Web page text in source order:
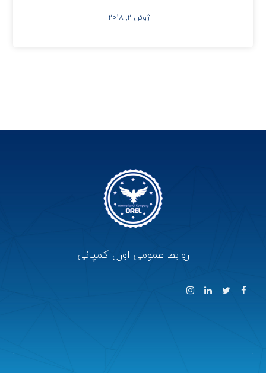
ژوئن 2, 2018
روابط عمومی اورل کمپانی